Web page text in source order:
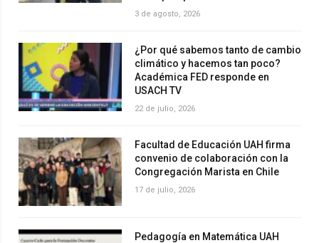
3 de agosto, 2026
¿Por qué sabemos tanto de cambio
climático y hacemos tan poco?
Académica FED responde en
USACH TV
22 de julio, 2026
Facultad de Educación UAH firma
convenio de colaboración con la
Congregación Marista en Chile
17 de julio, 2026
Pedagogía en Matemática UAH